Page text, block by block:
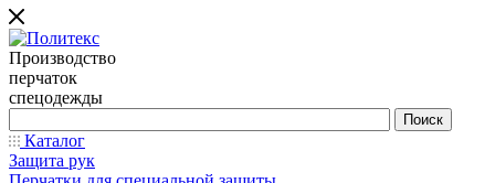
Производство
перчаток
спецодежды
Каталог
Защита рук